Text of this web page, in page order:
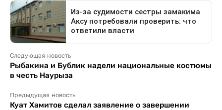
Следующая новость
Рыбакина и Бублик надели национальные костюмы
в честь Наурыза
Предыдущая новость
Куат Хамитов сделал заявление о завершении